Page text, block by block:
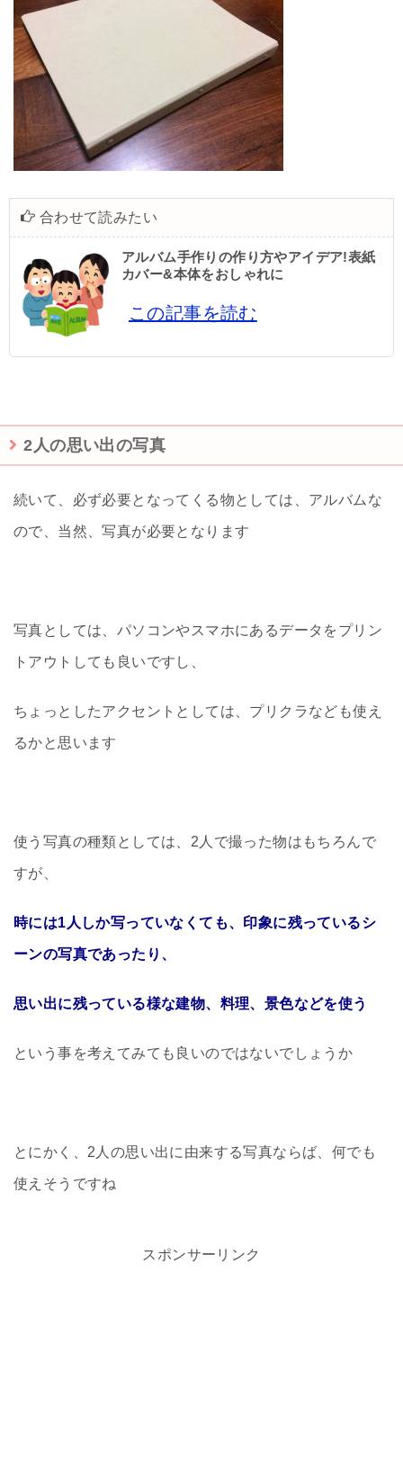
合わせて読みたい
アルバム手作りの作り方やアイデア!表紙
カバー&本体をおしゃれに
この記事を読む
2人の思い出の写真
続いて、必ず必要となってくる物としては、アルバムな
ので、当然、写真が必要となります
写真としては、パソコンやスマホにあるデータをプリン
トアウトしても良いですし、
ちょっとしたアクセントとしては、プリクラなども使え
るかと思います
使う写真の種類としては、2人で撮った物はもちろんで
すが、
時には1人しか写っていなくても、印象に残っているシ
ーンの写真であったり、
思い出に残っている様な建物、料理、景色などを使う
という事を考えてみても良いのではないでしょうか
とにかく、2人の思い出に由来する写真ならば、何でも
使えそうですね
スポンサーリンク